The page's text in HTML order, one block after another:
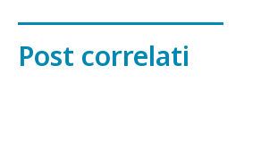
Post correlati